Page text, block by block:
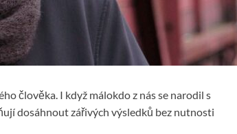
člověka. I když málokdo z nás se narodil s
dosáhnout zářivých výsledků bez nutnosti